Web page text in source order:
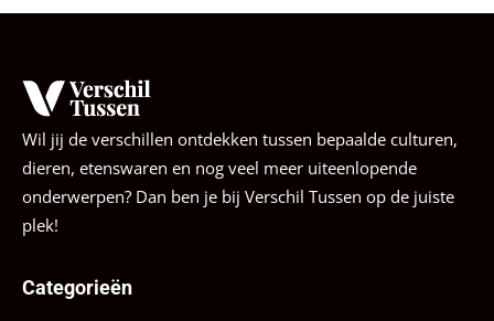
Wil jij de verschillen ontdekken tussen bepaalde culturen,
dieren, etenswaren en nog veel meer uiteenlopende
onderwerpen? Dan ben je bij Verschil Tussen op de juiste
plek!
Categorieën